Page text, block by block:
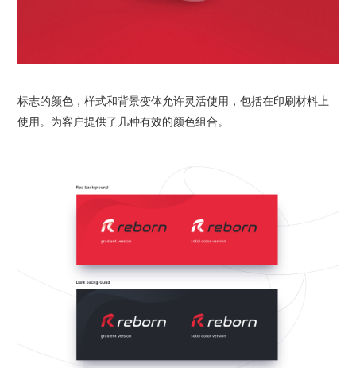
标志的颜色，样式和背景变体允许灵活使用，包括在印刷材料上
使用。为客户提供了几种有效的颜色组合。